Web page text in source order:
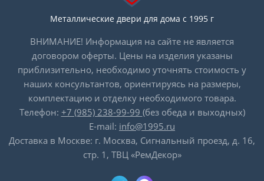
Металлические двери для дома с 1995 г
ВНИМАНИЕ! Информация на сайте не является
договором оферты. Цены на изделия указаны
приблизительно, необходимо уточнять стоимость у
наших консультантов, ориентируясь на размеры,
комплектацию и отделку необходимого товара.
Телефон: +7 (985) 238-99-99 (без обеда и выходных)
E-mail: info@1995.ru
Доставка в Москве: г. Москва, Сигнальный проезд, д. 16,
стр. 1, ТВЦ «РемДекор»